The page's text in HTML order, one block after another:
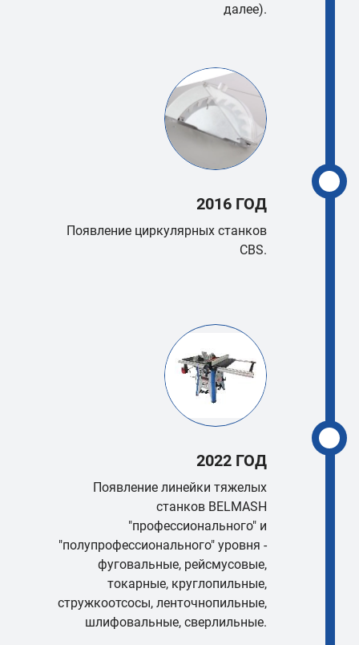
далее).
2016 ГОД
Появление циркулярных станков
CBS.
2022 ГОД
Появление линейки тяжелых
станков BELMASH
"профессионального" и
"полупрофессионального" уровня -
фуговальные, рейсмусовые,
токарные, круглопильные,
стружкоотсосы, ленточнопильные,
шлифовальные, сверлильные.